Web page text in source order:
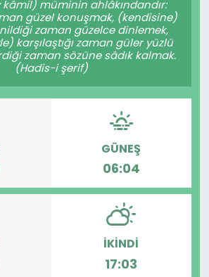
kâmil) müminin ahlâkındandır:
güzel konuşmak, (kendisine)
zaman güzelce dinlemek,
karşılaştığı zaman güler yüzlü
zaman sözüne sâdık kalmak.
(Hadis-i şerif)
GÜNEŞ
06:04
İKINDI
17:03